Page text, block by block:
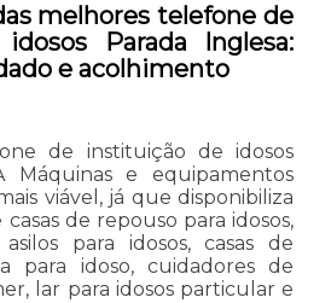
melhores telefone de
Parada Inglesa:
e acolhimento
de instituição de idosos
Máquinas e equipamentos
viável, já que disponibiliza
de repouso para idosos,
para idosos, casas de
para idoso, cuidadores de
lar para idosos particular e